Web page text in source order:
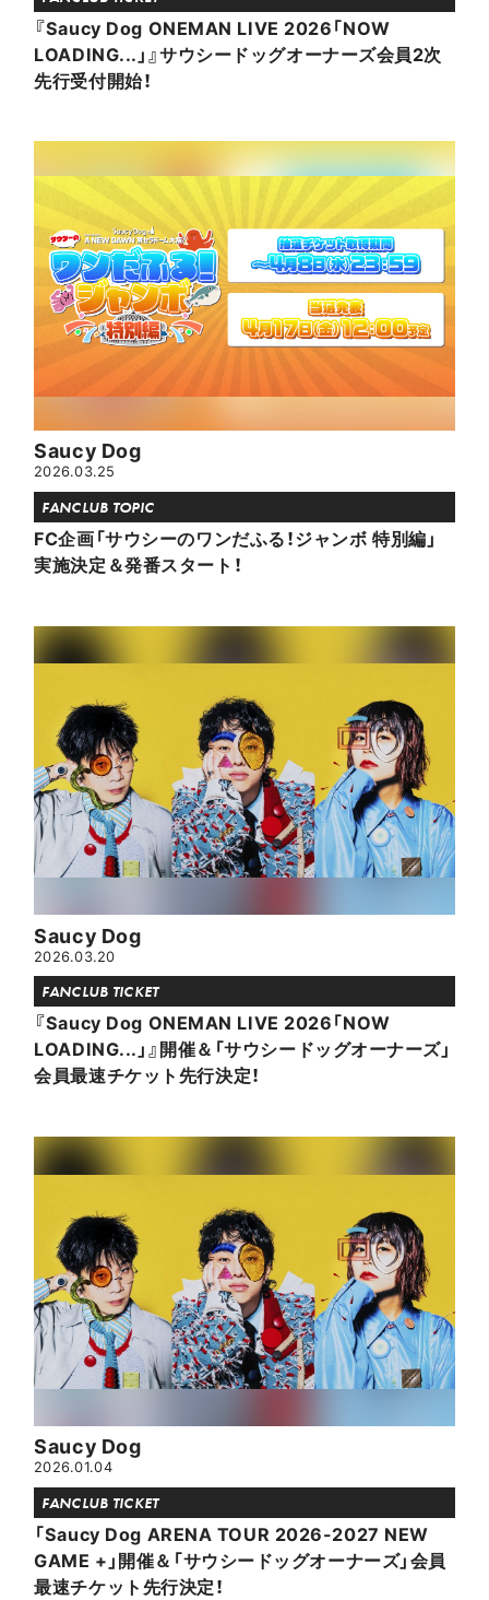
『Saucy Dog ONEMAN LIVE 2026「NOW
LOADING...」』サウシードッグオーナーズ会員2次
先行受付開始！
Saucy Dog
2026.03.25
FANCLUB TOPIC
FC企画「サウシーのワンだふる！ジャンボ 特別編」
実施決定＆発番スタート！
Saucy Dog
2026.03.20
FANCLUB TICKET
『Saucy Dog ONEMAN LIVE 2026「NOW
LOADING...」』開催＆「サウシードッグオーナーズ」
会員最速チケット先行決定！
Saucy Dog
2026.01.04
FANCLUB TICKET
「Saucy Dog ARENA TOUR 2026-2027 NEW
GAME +」開催＆「サウシードッグオーナーズ」会員
最速チケット先行決定！